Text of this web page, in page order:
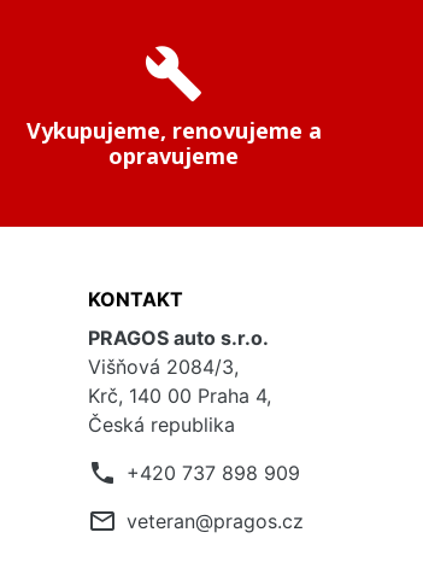
build
Vykupujeme, renovujeme a
opravujeme
KONTAKT
PRAGOS auto s.r.o.
Višňová 2084/3,
Krč, 140 00 Praha 4,
Česká republika
phone +420 737 898 909
mail_outline veteran@pragos.cz